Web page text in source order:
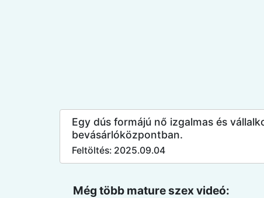
Egy dús formájú nő izgalmas és
bevásárlóközpontban.
Feltöltés: 2025.09.04
Még több mature szex videó: